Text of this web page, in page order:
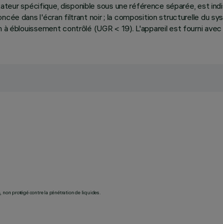
spécifique, disponible sous une référence séparée, est
dans l'écran filtrant noir ; la composition structurelle du
éblouissement contrôlé (UGR < 19). L'appareil est fourni
non protégé contre la pénétration de liquides.